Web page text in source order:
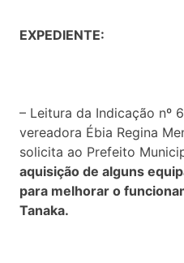
EXPEDIENTE:
– Leitura da Indicação nº
vereadora Ébia Regina
solicita ao Prefeito
aquisição de alguns
para melhorar o
Tanaka.